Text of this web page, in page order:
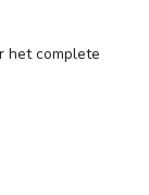
het complete